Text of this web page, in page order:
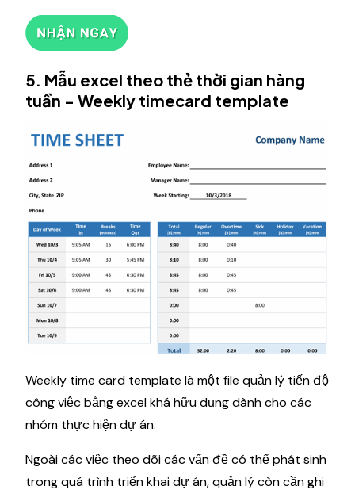
5. Mẫu excel theo thẻ thời gian hàng
tuần - Weekly timecard template
Weekly time card template là một file quản lý tiến độ
công việc bằng excel khá hữu dụng dành cho các
nhóm thực hiện dự án.
Ngoài các việc theo dõi các vấn đề có thể phát sinh
trong quá trình triển khai dự án, quản lý còn cần ghi